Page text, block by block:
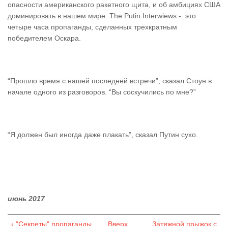
опасности американского ракетного щита, и об амбициях США
доминировать в нашем мире. The Putin Interwiews - это
четыре часа пропаганды, сделанных трехкратным
победителем Оскара.
“Прошло время с нашей последней встречи”, сказал Стоун в
начале одного из разговоров. “Вы соскучились по мне?”
“Я должен был иногда даже плакать”, сказал Путин сухо.
июнь 2017
‹ "Секреты" пропаганды Вверх Затяжной прыжок с